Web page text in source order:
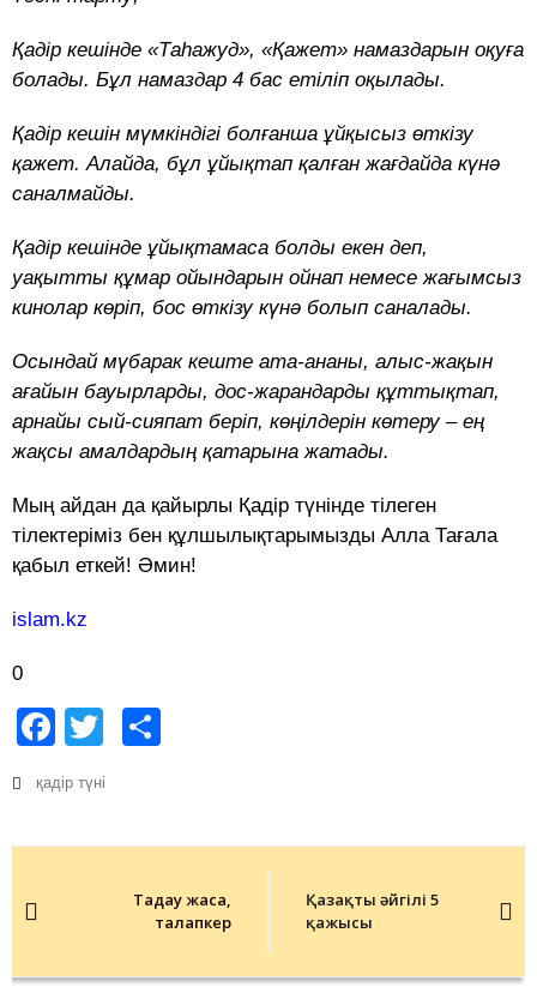
Қадір кешінде «Таһажуд», «Қажет» намаздарын оқуға
болады. Бұл намаздар 4 бас етіліп оқылады.
Қадір кешін мүмкіндігі болғанша ұйқысыз өткізу
қажет. Алайда, бұл ұйықтап қалған жағдайда күнә
саналмайды.
Қадір кешінде ұйықтамаса болды екен деп,
уақытты құмар ойындарын ойнап немесе жағымсыз
кинолар көріп, бос өткізу күнә болып саналады.
Осындай мүбарак кеште ата-ананы, алыс-жақын
ағайын бауырларды, дос-жарандарды құттықтап,
арнайы сый-сияпат беріп, көңілдерін көтеру – ең
жақсы амалдардың қатарына жатады.
Мың айдан да қайырлы Қадір түнінде тілеген
тілектеріміз бен құлшылықтарымызды Алла Тағала
қабыл еткей! Әмин!
islam.kz
0
Facebook
Twitter
қадір түні
navigationТаңдау жаса,
талапкер
Қазақтың әйгілі 5
қажысы